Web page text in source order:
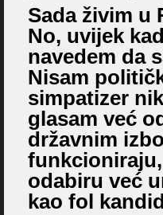
Sada živim u
No, uvijek
navedem da
Nisam
simpatizer
glasam već
državnim
odabiru već
kao fol